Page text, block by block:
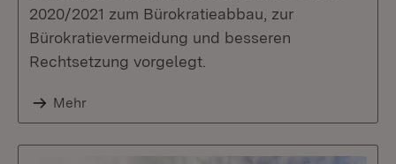
2020/2021 zum Bürokratieabbau, zur
Bürokratievermeidung und besseren
Rechtsetzung vorgelegt.
Mehr